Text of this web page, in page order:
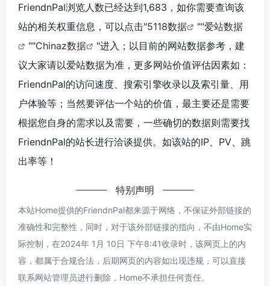
FriendnPal浏览人数已经达到1,683，如你需要查询该
站的相关权重信息，可以点击"5118数据 ""爱站数据
""Chinaz数据
"进入；以目前的网站数据参考，建
议大家请以爱站数据为准，更多网站价值评估因素如：
FriendnPal的访问速度、搜索引擎收录以及索引量、用
户体验等；当然要评估一个站的价值，最主要还是需要
根据您自身的需求以及需要，一些确切的数据则需要找
FriendnPal的站长进行洽谈提供。如该站的IP、PV、跳
出率等！
特别声明
本站Home提供的FriendnPal都来源于网络，不保证外部链接的
准确性和完整性，同时，对于该外部链接的指向，不由Home实
际控制，在2024年 1月 10日 下午8:41收录时，该网页上的内
容，都属于合规合法，后期网页的内容如出现违规，可以直接
联系网站管理员进行删除，Home不承担任何责任。